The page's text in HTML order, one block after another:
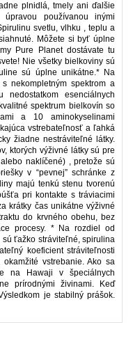
plnidlá, tmely ani ďalšie
úpravou používanou inými
svetlu, vlhku , teplu a
Môžete si byť úplne
Pure Planet dostávate tu
Nie všetky bielkoviny sú
sú úplne unikátne.* Na
nekompletným spektrom a
nedostatkom esenciálnych
spektrum bielkovín so
a 10 aminokyselinami
vstrebateľnosť a ľahká
žiadne nestráviteľné látky.
ktorých výživné látky sú pre
naklíčené) , pretože sú
v “pevnej” schránke z
majú tenkú stenu tvorenú
pri kontakte s tráviacimi
krátky čas unikátne výživné
do krvného obehu, bez
procesy. * Na rozdiel od
ťažko stráviteľné, spirulina
koeficient stráviteľnosti
vstrebanie. Ako sa
na Hawaji v špeciálnych
prírodnými živinami. Keď
je stabilný prášok.